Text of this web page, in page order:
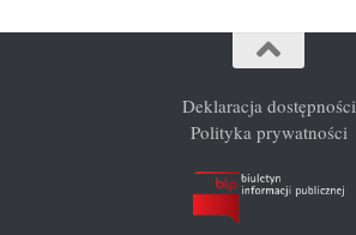
Deklaracja dostępności
Polityka prywatności